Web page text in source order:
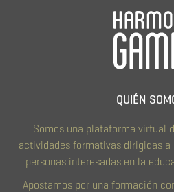
QUIÉN
Somos una plataforma virtual
actividades formativas dirigidas
personas interesadas en la
Apostamos por una formación